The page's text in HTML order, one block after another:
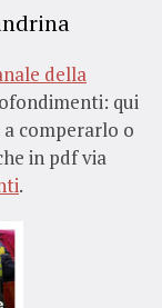
della
qui
comperarlo o
in pdf via
.